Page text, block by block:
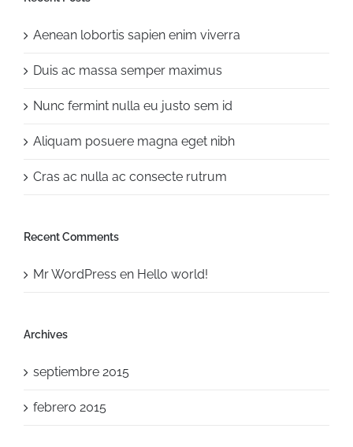
Aenean lobortis sapien enim viverra
Duis ac massa semper maximus
Nunc fermint nulla eu justo sem id
Aliquam posuere magna eget nibh
Cras ac nulla ac consecte rutrum
Recent Comments
Mr WordPress en Hello world!
Archives
septiembre 2015
febrero 2015